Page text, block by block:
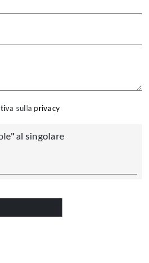
sulla privacy
al singolare